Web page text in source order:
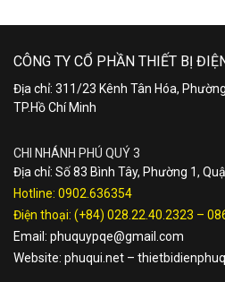
CÔNG TY CỔ PHẦN THIẾT BỊ
Địa chỉ: 311/23 Kênh Tân Hóa,
TP.Hồ Chí Minh
CHI NHÁNH PHÚ QUÝ 3
Địa chỉ: Số 83 Bình Tây, Phường 1,
Hotline: 0902.636354
Điện thoại: (+84) 028.22.40.2323 –
Email: phuquypqe@gmail.com
Website: phuqui.net –